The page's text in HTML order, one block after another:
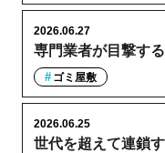
専門業者が目撃す
2026.06.27
ゴミ屋敷
世代を超えて連鎖
2026.06.25